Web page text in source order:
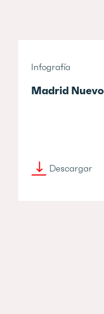
Infografía
Madrid
Descargar